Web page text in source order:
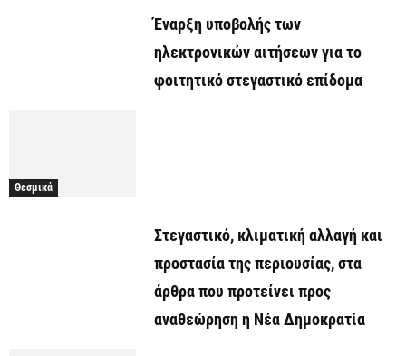
Έναρξη υποβολής των
ηλεκτρονικών αιτήσεων για το
φοιτητικό στεγαστικό επίδομα
Θεσμικά
Στεγαστικό, κλιματική αλλαγή και
προστασία της περιουσίας, στα
άρθρα που προτείνει προς
αναθεώρηση η Νέα Δημοκρατία